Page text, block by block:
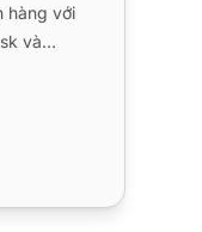
hàng với
và